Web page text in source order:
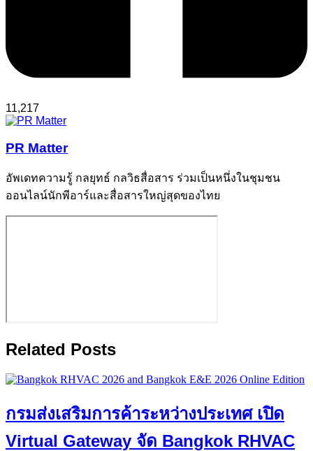
11,217
PR Matter
อัพเดทความรู้ กลยุทธ์ กลวิธสื่อสาร ร่วมเป็นหนึ่งในชุมชน
ออนไลน์นักพีอาร์และสื่อสารใหญ่สุดของไทย
Related Posts
กรมส่งเสริมการค้าระหว่างประเทศ เปิด
Virtual Gateway จัด Bangkok RHVAC